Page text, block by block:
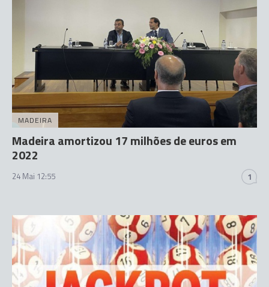
MADEIRA
Madeira amortizou 17 milhões de euros em
2022
24 Mai 12:55 1